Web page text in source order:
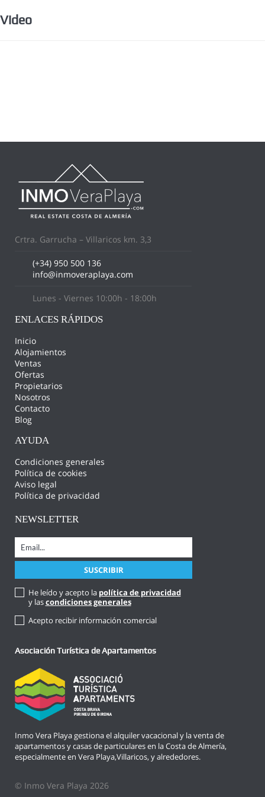
Video
Crtra. Garrucha – Villaricos km. 3,3
(+34) 950 500 136
info@inmoveraplaya.com
Lunes - Viernes 10:00h - 18:00h
ENLACES RÁPIDOS
Inicio
Alojamientos
Ventas
Ofertas
Propietarios
Nosotros
Contacto
Blog
AYUDA
Condiciones generales
Política de cookies
Aviso legal
Política de privacidad
NEWSLETTER
He leído y acepto la política de privacidad
y lascondiciones generales
Acepto recibir información comercial
Asociación Turística de Apartamentos
Inmo Vera Playa gestiona el alquiler vacacional y la venta de
apartamentos y casas de particulares en la Costa de Almería,
especialmente en Vera Playa,Villaricos, y alrededores.
© Inmo Vera Playa 2026